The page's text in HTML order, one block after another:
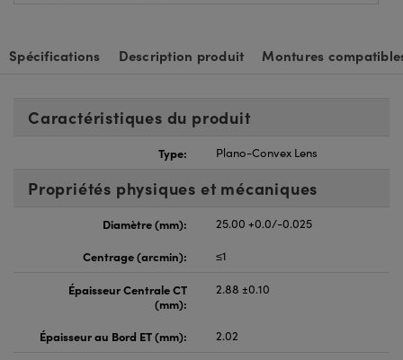
Spécifications Description produit Montures
Caractéristiques du produit
Type: Plano-Convex Lens
Propriétés physiques et mécaniques
Diamètre (mm):
25.00 +0.0/-0.025
Centrage (arcmin):
≤1
Épaisseur Centrale CT
(mm):
2.88 ±0.10
Épaisseur au Bord ET (mm): 2.02